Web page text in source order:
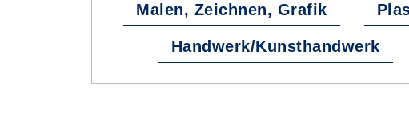
Malen, Zeichnen, Grafik
Handwerk/Kunsthandwerk